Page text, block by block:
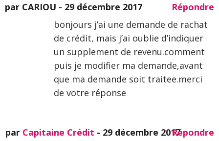
par CARIOU - 29 décembre 2017
Répondre
bonjours j’ai une demande de rachat
de crédit, mais j’ai oublie d’indiquer
un supplement de revenu.comment
puis je modifier ma demande,avant
que ma demande soit traitee.merci
de votre réponse
par Capitaine Crédit - 29 décembre 2017Répondre